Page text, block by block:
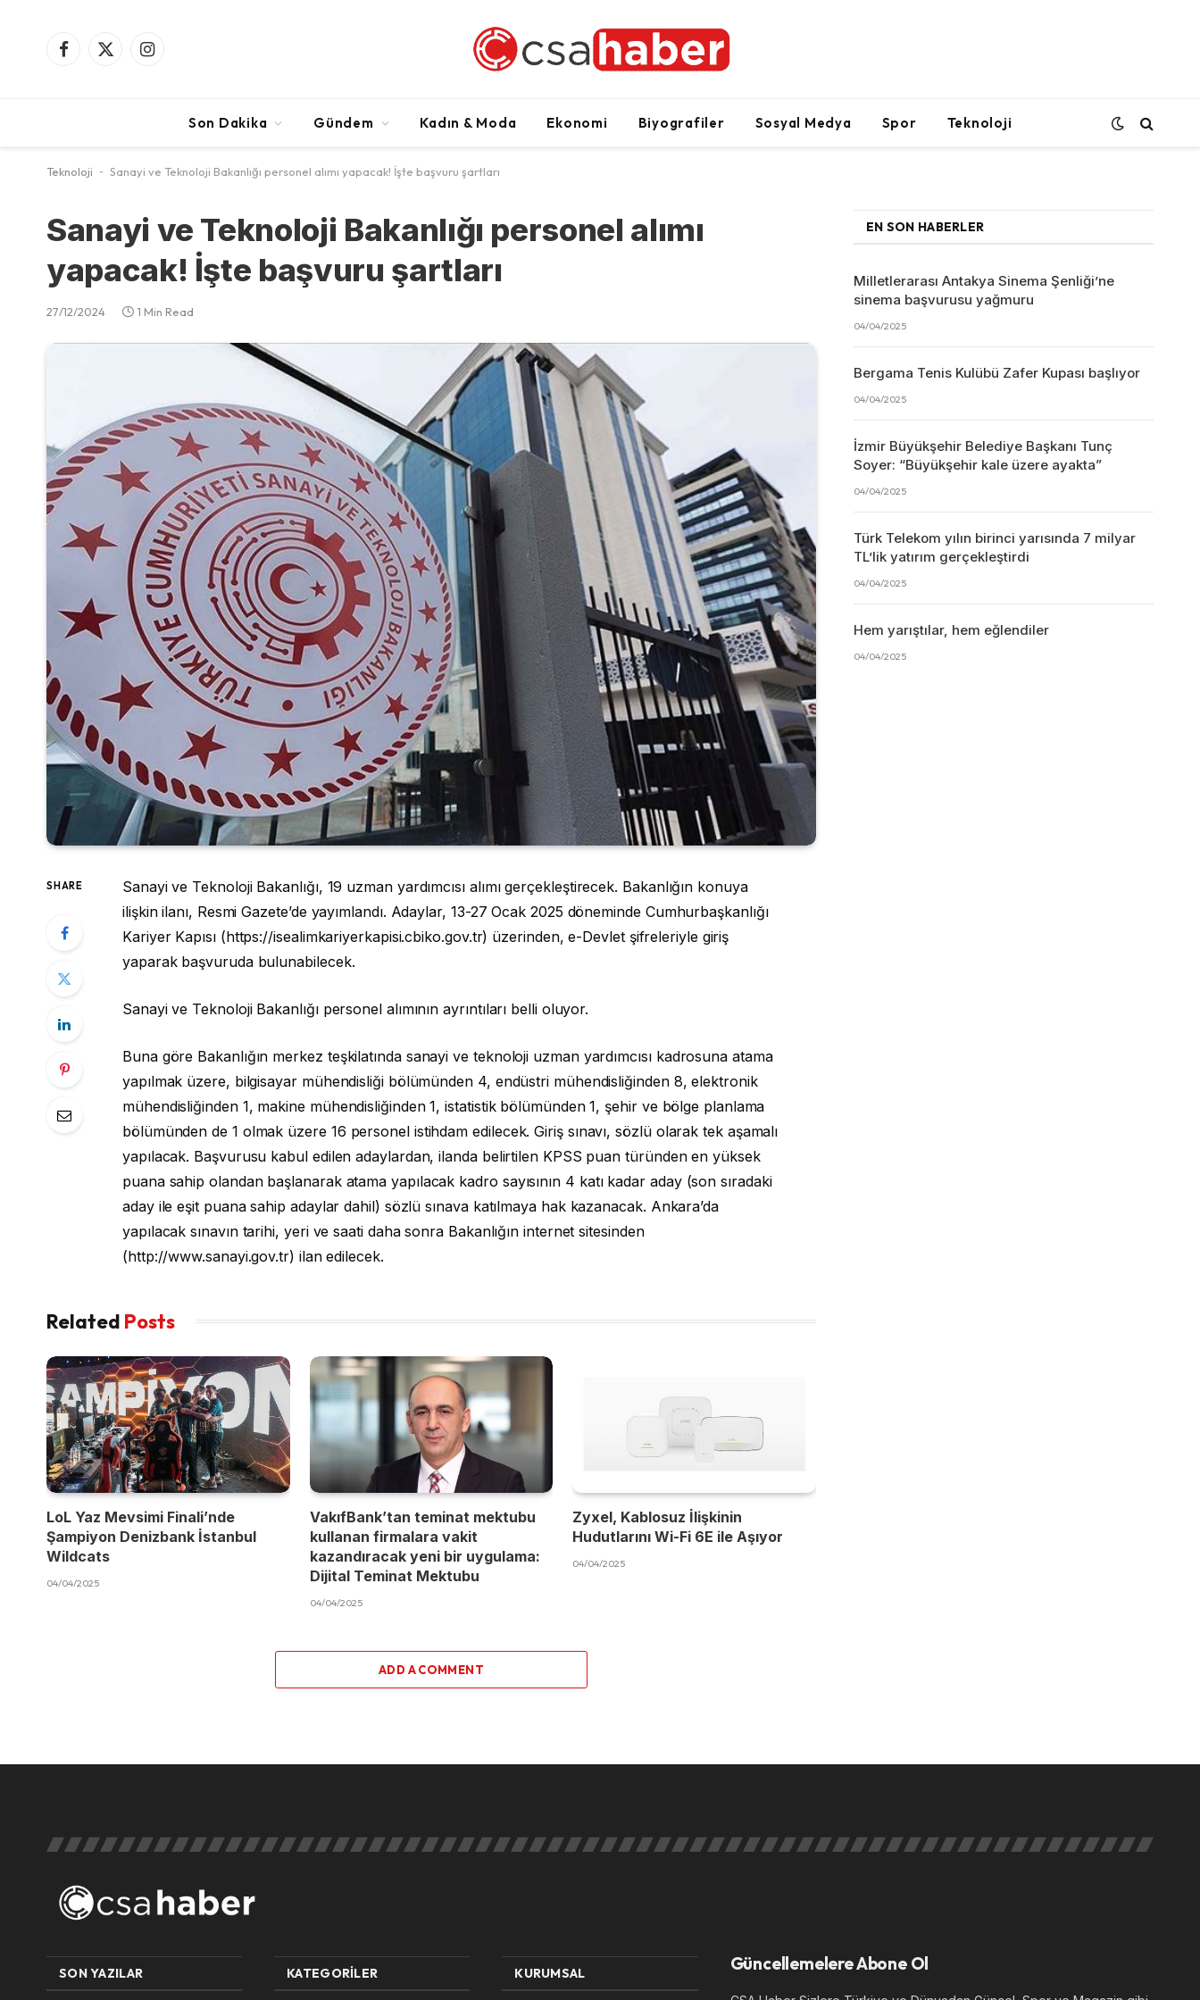
Facebook
X
Instagram
Son Dakika Gündem Kadın & Moda Ekonomi Biyografiler Sosyal Medya Spor Teknoloji
Teknoloji - Sanayi ve Teknoloji Bakanlığı personel alımı yapacak! İşte başvuru şartları
Sanayi ve Teknoloji Bakanlığı personel alımı
yapacak! İşte başvuru şartları
27/12/2024 1 Min Read
SHARE
Sanayi ve Teknoloji Bakanlığı, 19 uzman yardımcısı alımı gerçekleştirecek. Bakanlığın konuya
ilişkin ilanı, Resmi Gazete’de yayımlandı. Adaylar, 13-27 Ocak 2025 döneminde Cumhurbaşkanlığı
Kariyer Kapısı (https://isealimkariyerkapisi.cbiko.gov.tr) üzerinden, e-Devlet şifreleriyle giriş
yaparak başvuruda bulunabilecek.
Sanayi ve Teknoloji Bakanlığı personel alımının ayrıntıları belli oluyor.
Buna göre Bakanlığın merkez teşkilatında sanayi ve teknoloji uzman yardımcısı kadrosuna atama
yapılmak üzere, bilgisayar mühendisliği bölümünden 4, endüstri mühendisliğinden 8, elektronik
mühendisliğinden 1, makine mühendisliğinden 1, istatistik bölümünden 1, şehir ve bölge planlama
bölümünden de 1 olmak üzere 16 personel istihdam edilecek. Giriş sınavı, sözlü olarak tek aşamalı
yapılacak. Başvurusu kabul edilen adaylardan, ilanda belirtilen KPSS puan türünden en yüksek
puana sahip olandan başlanarak atama yapılacak kadro sayısının 4 katı kadar aday (son sıradaki
aday ile eşit puana sahip adaylar dahil) sözlü sınava katılmaya hak kazanacak. Ankara’da
yapılacak sınavın tarihi, yeri ve saati daha sonra Bakanlığın internet sitesinden
(http://www.sanayi.gov.tr) ilan edilecek.
Related Posts
LoL Yaz Mevsimi Finali’nde
Şampiyon Denizbank İstanbul
Wildcats
04/04/2025
VakıfBank’tan teminat mektubu
kullanan firmalara vakit
kazandıracak yeni bir uygulama:
Dijital Teminat Mektubu
04/04/2025
Zyxel, Kablosuz İlişkinin
Hudutlarını Wi-Fi 6E ile Aşıyor
04/04/2025
ADD A COMMENT
EN SON HABERLER
Milletlerarası Antakya Sinema Şenliği’ne
sinema başvurusu yağmuru
04/04/2025
Bergama Tenis Kulübü Zafer Kupası başlıyor
04/04/2025
İzmir Büyükşehir Belediye Başkanı Tunç
Soyer: “Büyükşehir kale üzere ayakta”
04/04/2025
Türk Telekom yılın birinci yarısında 7 milyar
TL’lik yatırım gerçekleştirdi
04/04/2025
Hem yarıştılar, hem eğlendiler
04/04/2025
SON YAZILAR KATEGORILER KURUMSAL Güncellemelere Abone Ol